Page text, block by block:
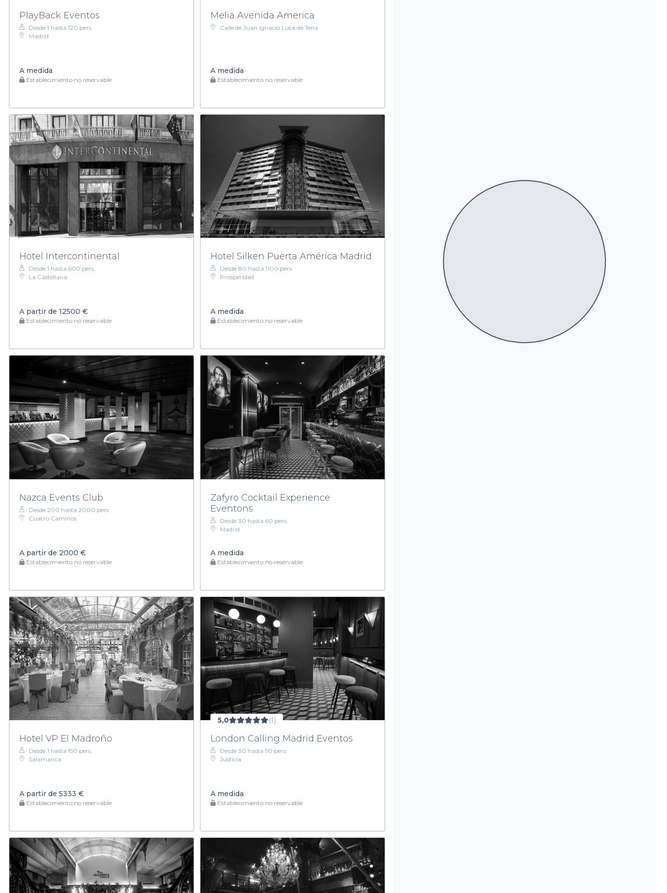
PlayBack Eventos
Desde 1 hasta 120 pers.
Madrid
A medida
Establecimiento no reservable
Melia Avenida America
Calle de Juan Ignacio Luca de Tena
A medida
Establecimiento no reservable
Hotel Intercontinental
Desde 1 hasta 600 pers.
La Castellana
A partir de 12500 €
Establecimiento no reservable
Hotel Silken Puerta América Madrid
Desde 80 hasta 1100 pers.
Prosperidad
A medida
Establecimiento no reservable
Nazca Events Club
Desde 200 hasta 2000 pers.
Cuatro Caminos
A partir de 2000 €
Establecimiento no reservable
Zafyro Cocktail Experience
Eventons
Desde 30 hasta 60 pers.
Madrid
A medida
Establecimiento no reservable
Hotel VP El Madroño
Desde 1 hasta 150 pers.
Salamanca
A partir de 5333 €
Establecimiento no reservable
5,0 (1)
London Calling Madrid Eventos
Desde 30 hasta 50 pers.
Justicia
A medida
Establecimiento no reservable